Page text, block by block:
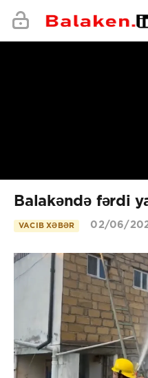
Balakəndə fərdi
VACIB XƏBƏR 02/06/